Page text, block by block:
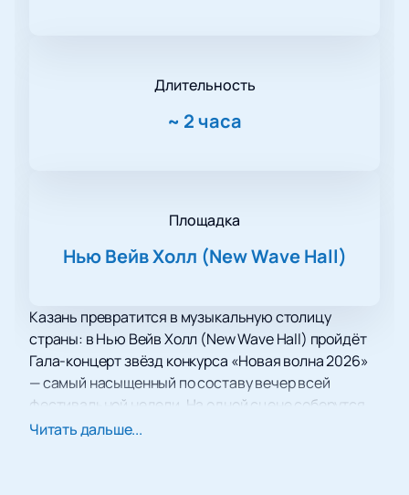
Длительность
~ 2 часа
Площадка
Нью Вейв Холл (New Wave Hall)
Казань превратится в музыкальную столицу
страны: в Нью Вейв Холл (New Wave Hall) пройдёт
Гала-концерт звёзд конкурса «Новая волна 2026»
— самый насыщенный по составу вечер всей
фестивальной недели. На одной сцене соберутся
Валерий Леонтьев, Филипп Киркоров, Стас
Читать дальше...